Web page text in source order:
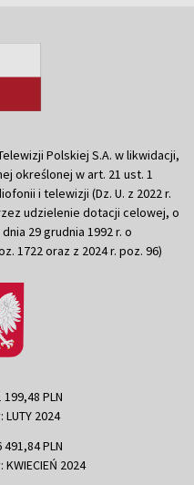
Polskiej S.A. w likwidacji,
określonej w art. 21 ust. 1
i telewizji (Dz. U. z 2022 r.
udzielenie dotacji celowej, o
29 grudnia 1992 r. o
1722 oraz z 2024 r. poz. 96)
PLN
2024
PLN
2024